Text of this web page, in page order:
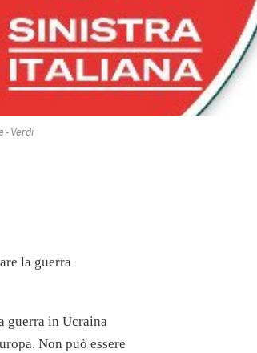
- Verdi
la guerra
guerra in Ucraina
Non può essere